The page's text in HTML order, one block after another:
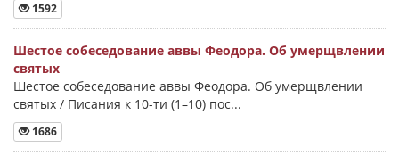
1592
Шестое собеседование аввы Феодора. Об умерщвлении
святых
Шестое собеседование аввы Феодора. Об умерщвлении
святых / Писания к 10-ти (1–10) пос...
1686